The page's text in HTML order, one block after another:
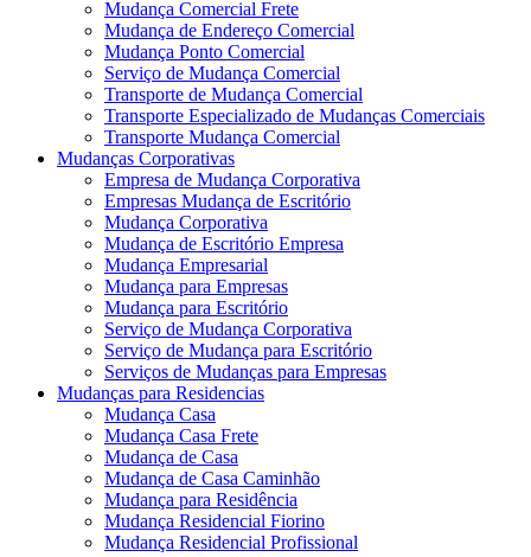
Mudança Comercial Frete
Mudança de Endereço Comercial
Mudança Ponto Comercial
Serviço de Mudança Comercial
Transporte de Mudança Comercial
Transporte Especializado de Mudanças Comerciais
Transporte Mudança Comercial
Mudanças Corporativas
Empresa de Mudança Corporativa
Empresas Mudança de Escritório
Mudança Corporativa
Mudança de Escritório Empresa
Mudança Empresarial
Mudança para Empresas
Mudança para Escritório
Serviço de Mudança Corporativa
Serviço de Mudança para Escritório
Serviços de Mudanças para Empresas
Mudanças para Residencias
Mudança Casa
Mudança Casa Frete
Mudança de Casa
Mudança de Casa Caminhão
Mudança para Residência
Mudança Residencial Fiorino
Mudança Residencial Profissional